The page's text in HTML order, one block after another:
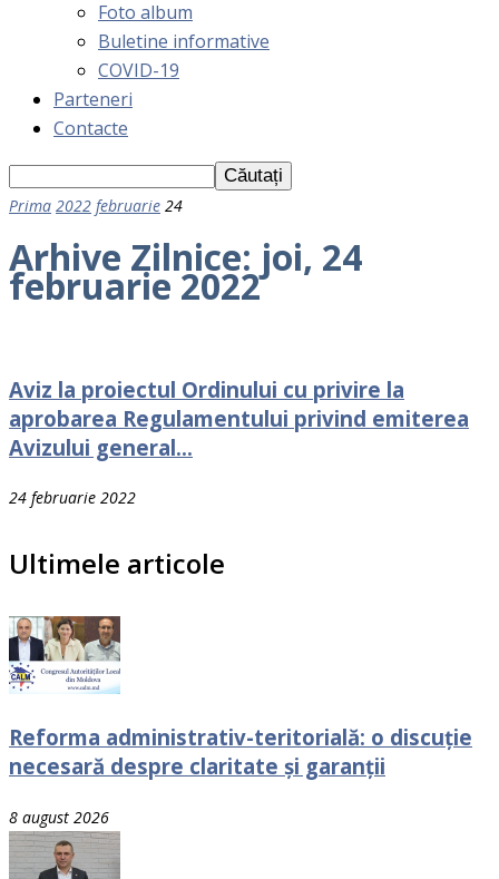
Foto album
Buletine informative
COVID-19
Parteneri
Contacte
Prima 2022 februarie 24
Arhive Zilnice: joi, 24
februarie 2022
Aviz la proiectul Ordinului cu privire la
aprobarea Regulamentului privind emiterea
Avizului general...
24 februarie 2022
Ultimele articole
Reforma administrativ-teritorială: o discuție
necesară despre claritate și garanții
8 august 2026